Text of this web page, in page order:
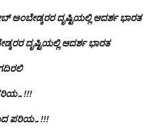
ಅಂಬೇಡ್ಕರರ ದೃಷ್ಟಿಯಲ್ಲಿ ಆದರ್ಶ ಭಾರತ
ದೃಷ್ಟಿಯಲ್ಲಿ ಆದರ್ಶ ಭಾರತ
ಪರಿಯ…!!!